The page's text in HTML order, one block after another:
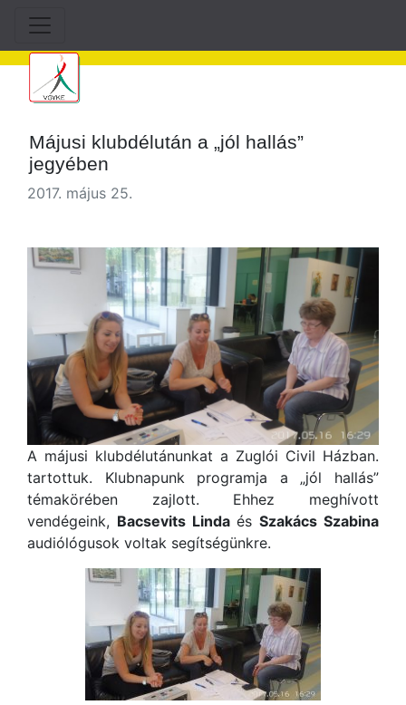
Májusi klubdélután a „jól hallás”
jegyében
2017. május 25.
A májusi klubdélutánunkat a Zuglói Civil Házban.
tartottuk. Klubnapunk programja a „jól hallás”
témakörében zajlott. Ehhez meghívott
vendégeink, Bacsevits LindaésSzakács Szabina
audiólógusok voltak segítségünkre.